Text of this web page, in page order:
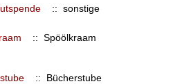
:: sonstige
:: Spöölkraam
:: Bücherstube